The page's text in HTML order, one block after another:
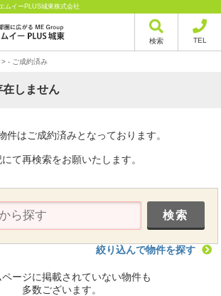
ムイーPLUS城東株式会社
検索 TEL
>- ご成約済み
しません
件はご成約済みとなっております。
て再検索をお願いたします。
絞り込んで物件を探す
ページに掲載されていない物件も
多数ございます。